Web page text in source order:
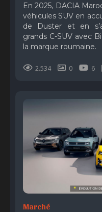
En 2025, DACIA
véhicules SUV en
de Duster et en
grands C-SUV avec
la marque roumaine.
2.534 0 6
Marché